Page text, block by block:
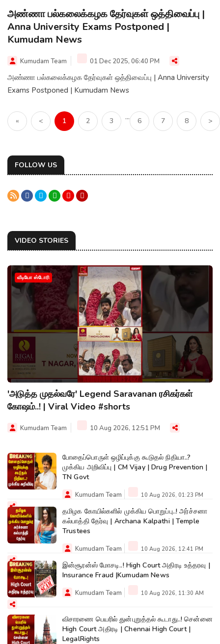
அண்ணா பல்கலைக்கழக தேர்வுகள் ஒத்திவைப்பு |
Anna University Exams Postponed |
Kumudam News
Kumudam Team 01 Dec 2025, 06:40 PM
அண்ணா பல்கலைக்கழக தேர்வுகள் ஒத்திவைப்பு | Anna University
Exams Postponed | Kumudam News
« < 1 2 3 ... 6 7 8 >
FOLLOW US
VIDEO STORIES
வீடியோ ஸ்டோரி
'அடுத்த முதல்வரே' Legend Saravanan ரசிகர்கள்
கோஷம்..! | Viral Video #shorts
Kumudam Team 10 Aug 2026, 12:51 PM
போதைப்பொருள் ஒழிப்புக்கு கூடுதல் நிதியா..?
முக்கிய அறிவிப்பு | CM Vijay | Drug Prevention |
TN Govt
Kumudam Team 10 Aug 2026, 01:23 PM
தமிழக கோயில்களில் முக்கிய பொறுப்பு..! அர்ச்சனா
கல்பாத்தி தேர்வு | Archana Kalpathi | Temple
Trustees
Kumudam Team 10 Aug 2026, 12:41 PM
இன்சூரன்ஸ் மோசடி..! High Court அதிரடி உத்தரவு |
Insurance Fraud |Kumudam News
Kumudam Team 10 Aug 2026, 11:30 AM
விசாரணை பெயரில் துன்புறுத்தல் கூடாது..! சென்னை
High Court அதிரடி | Chennai High Court |
LegalRights